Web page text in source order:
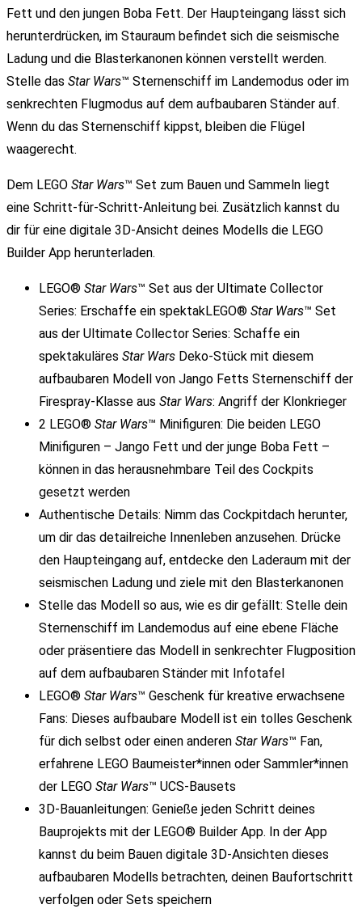
Fett und den jungen Boba Fett. Der Haupteingang lässt sich
herunterdrücken, im Stauraum befindet sich die seismische
Ladung und die Blasterkanonen können verstellt werden.
Stelle das Star Wars™ Sternenschiff im Landemodus oder im
senkrechten Flugmodus auf dem aufbaubaren Ständer auf.
Wenn du das Sternenschiff kippst, bleiben die Flügel
waagerecht.
Dem LEGO Star Wars™ Set zum Bauen und Sammeln liegt
eine Schritt-für-Schritt-Anleitung bei. Zusätzlich kannst du
dir für eine digitale 3D-Ansicht deines Modells die LEGO
Builder App herunterladen.
LEGO® Star Wars™ Set aus der Ultimate Collector
Series: Erschaffe ein spektakLEGO® Star Wars™ Set
aus der Ultimate Collector Series: Schaffe ein
spektakuläres Star Wars Deko-Stück mit diesem
aufbaubaren Modell von Jango Fetts Sternenschiff der
Firespray-Klasse aus Star Wars: Angriff der Klonkrieger
2 LEGO® Star Wars™ Minifiguren: Die beiden LEGO
Minifiguren – Jango Fett und der junge Boba Fett –
können in das herausnehmbare Teil des Cockpits
gesetzt werden
Authentische Details: Nimm das Cockpitdach herunter,
um dir das detailreiche Innenleben anzusehen. Drücke
den Haupteingang auf, entdecke den Laderaum mit der
seismischen Ladung und ziele mit den Blasterkanonen
Stelle das Modell so aus, wie es dir gefällt: Stelle dein
Sternenschiff im Landemodus auf eine ebene Fläche
oder präsentiere das Modell in senkrechter Flugposition
auf dem aufbaubaren Ständer mit Infotafel
LEGO® Star Wars™ Geschenk für kreative erwachsene
Fans: Dieses aufbaubare Modell ist ein tolles Geschenk
für dich selbst oder einen anderen Star Wars™ Fan,
erfahrene LEGO Baumeister*innen oder Sammler*innen
der LEGO Star Wars™ UCS-Bausets
3D-Bauanleitungen: Genieße jeden Schritt deines
Bauprojekts mit der LEGO® Builder App. In der App
kannst du beim Bauen digitale 3D-Ansichten dieses
aufbaubaren Modells betrachten, deinen Baufortschritt
verfolgen oder Sets speichern